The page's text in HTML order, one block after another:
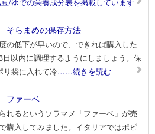
らまめの保存方法
の低下が早いので、できれば購入した
日以内に調理するようにしましょう。保
リ袋に入れて冷……続きを読む
ファーベ
れるというソラマメ「ファーベ」が売
購入してみました。イタリアではポピ